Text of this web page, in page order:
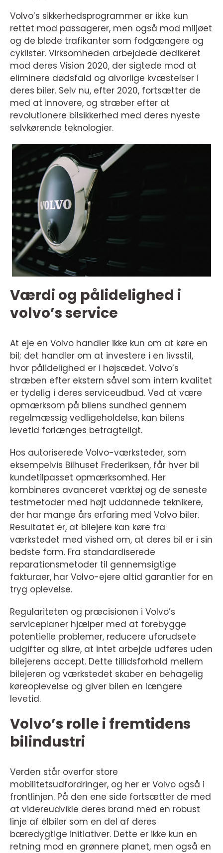
Volvo’s sikkerhedsprogrammer er ikke kun
rettet mod passagerer, men også mod miljøet
og de bløde trafikanter som fodgængere og
cyklister. Virksomheden arbejdede dedikeret
mod deres Vision 2020, der sigtede mod at
eliminere dødsfald og alvorlige kvæstelser i
deres biler. Selv nu, efter 2020, fortsætter de
med at innovere, og stræber efter at
revolutionere bilsikkerhed med deres nyeste
selvkørende teknologier.
Værdi og pålidelighed i
volvo’s service
At eje en Volvo handler ikke kun om at køre en
bil; det handler om at investere i en livsstil,
hvor pålidelighed er i højsædet. Volvo’s
stræben efter ekstern såvel som intern kvalitet
er tydelig i deres serviceudbud. Ved at være
opmærksom på bilens sundhed gennem
regelmæssig vedligeholdelse, kan bilens
levetid forlænges betragteligt.
Hos autoriserede Volvo-værksteder, som
eksempelvis Bilhuset Frederiksen, får hver bil
kundetilpasset opmærksomhed. Her
kombineres avanceret værktøj og de seneste
testmetoder med højt uddannede teknikere,
der har mange års erfaring med Volvo biler.
Resultatet er, at bilejere kan køre fra
værkstedet med vished om, at deres bil er i sin
bedste form. Fra standardiserede
reparationsmetoder til gennemsigtige
fakturaer, har Volvo-ejere altid garantier for en
tryg oplevelse.
Regulariteten og præcisionen i Volvo’s
serviceplaner hjælper med at forebygge
potentielle problemer, reducere uforudsete
udgifter og sikre, at intet arbejde udføres uden
bilejerens accept. Dette tillidsforhold mellem
bilejeren og værkstedet skaber en behagelig
køreoplevelse og giver bilen en længere
levetid.
Volvo’s rolle i fremtidens
bilindustri
Verden står overfor store
mobilitetsudfordringer, og her er Volvo også i
frontlinjen. På den ene side fortsætter de med
at videreudvikle deres brand med en robust
linje af elbiler som en del af deres
bæredygtige initiativer. Dette er ikke kun en
retning mod en grønnere planet, men også en